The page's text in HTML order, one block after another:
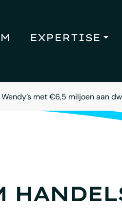
EXPERTISE
met €6,5 miljoen aan